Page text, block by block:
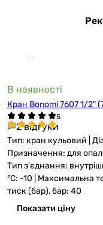
В наявності
Кран Bonomi 7607 1/2"
2 відгуки
Тип: кран кульовий |
Призначення: для
Тип з'єднання:
°C: -10 | Максимальна
тиск (бар), бар: 40
Показати ціну